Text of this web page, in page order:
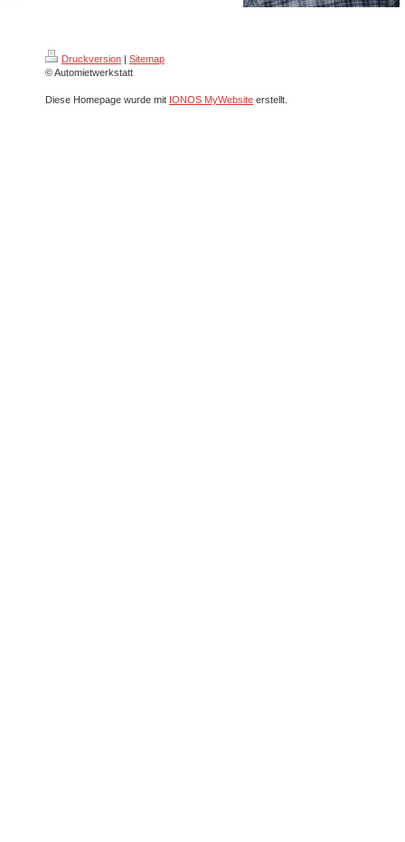
Druckversion | Sitemap
© Automietwerkstatt
Diese Homepage wurde mit IONOS MyWebsite erstellt.